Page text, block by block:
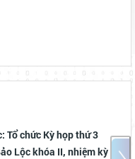
Tổ chức Kỳ họp thứ 3
Lộc khóa II, nhiệm kỳ